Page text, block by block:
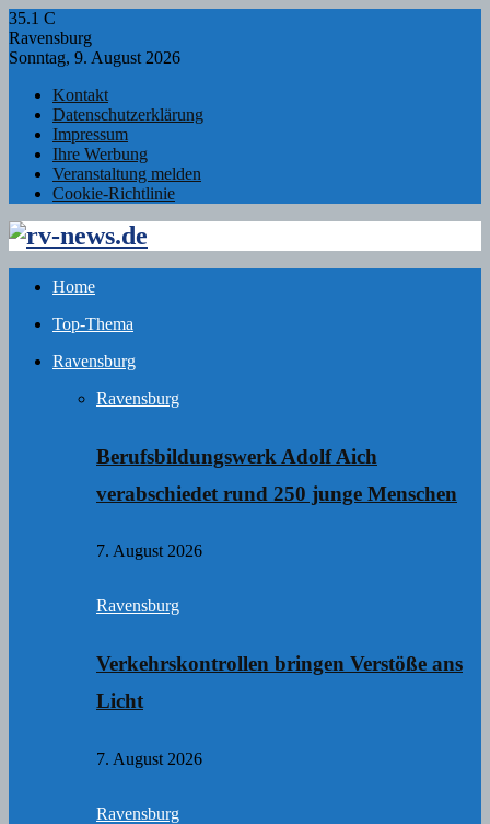
35.1 C
Ravensburg
Sonntag, 9. August 2026
Kontakt
Datenschutzerklärung
Impressum
Ihre Werbung
Veranstaltung melden
Cookie-Richtlinie
Facebook
Twitter
Instagram
Email
Rss
Home
Top-Thema
Ravensburg
Ravensburg
Berufsbildungswerk Adolf Aich
verabschiedet rund 250 junge Menschen
7. August 2026
Ravensburg
Verkehrskontrollen bringen Verstöße ans
Licht
7. August 2026
Ravensburg